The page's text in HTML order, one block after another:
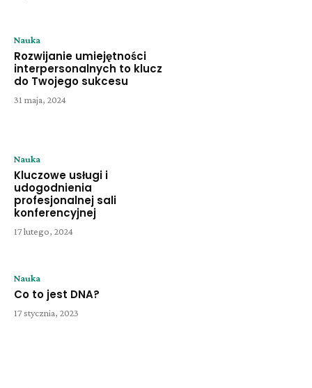
Nauka
Rozwijanie umiejętności
interpersonalnych to klucz
do Twojego sukcesu
31 maja, 2024
Nauka
Kluczowe usługi i
udogodnienia
profesjonalnej sali
konferencyjnej
17 lutego, 2024
Nauka
Co to jest DNA?
17 stycznia, 2023